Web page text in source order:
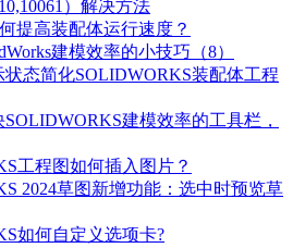
）解决方法
提高装配体运行速度？
建模效率的小技巧（8）
态简化SOLIDWORKS装配体工程
建模效率的工具栏，
工程图如何插入图片？
2024草图新增功能：选中时预览草
如何自定义选项卡?